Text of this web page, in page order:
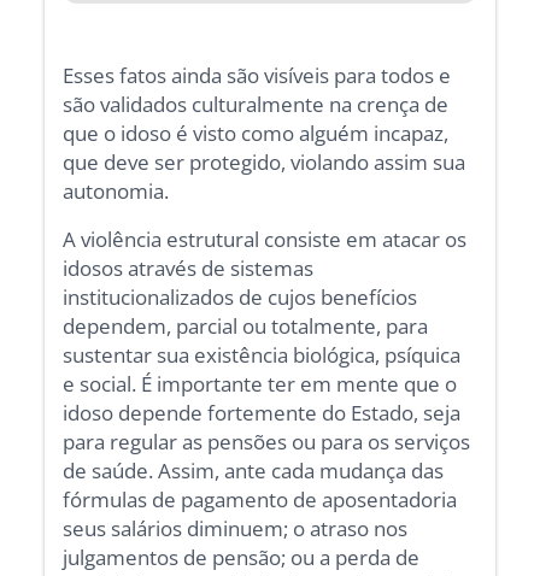
Esses fatos ainda são visíveis para todos e
são validados culturalmente na crença de
que o idoso é visto como alguém incapaz,
que deve ser protegido, violando assim sua
autonomia.
A violência estrutural consiste em atacar os
idosos através de sistemas
institucionalizados de cujos benefícios
dependem, parcial ou totalmente, para
sustentar sua existência biológica, psíquica
e social. É importante ter em mente que o
idoso depende fortemente do Estado, seja
para regular as pensões ou para os serviços
de saúde. Assim, ante cada mudança das
fórmulas de pagamento de aposentadoria
seus salários diminuem; o atraso nos
julgamentos de pensão; ou a perda de